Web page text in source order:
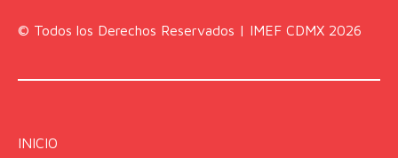
© Todos los Derechos Reservados | IMEF CDMX 2026
INICIO